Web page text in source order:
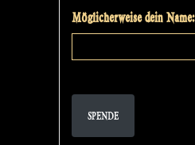
Möglicherweise dein Name:
SPENDE